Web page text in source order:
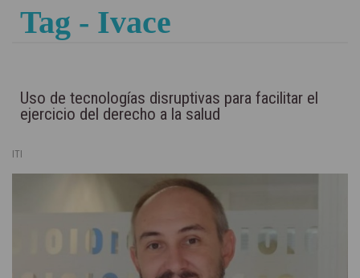
Tag - Ivace
Uso de tecnologías disruptivas para facilitar el
ejercicio del derecho a la salud
ITI